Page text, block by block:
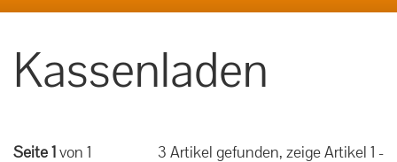
Kassenladen
Seite 1von 1
3 Artikel gefunden, zeige Artikel 1 -